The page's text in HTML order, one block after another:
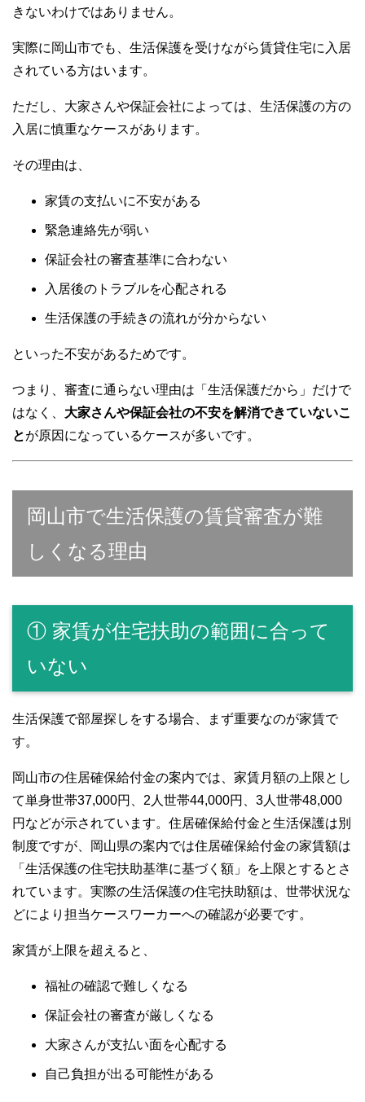
きないわけではありません。
実際に岡山市でも、生活保護を受けながら賃貸住宅に入居
されている方はいます。
ただし、大家さんや保証会社によっては、生活保護の方の
入居に慎重なケースがあります。
その理由は、
家賃の支払いに不安がある
緊急連絡先が弱い
保証会社の審査基準に合わない
入居後のトラブルを心配される
生活保護の手続きの流れが分からない
といった不安があるためです。
つまり、審査に通らない理由は「生活保護だから」だけで
はなく、 大家さんや保証会社の不安を解消できていないこ
とが原因になっているケースが多いです。
岡山市で生活保護の賃貸審査が難
しくなる理由
① 家賃が住宅扶助の範囲に合って
いない
生活保護で部屋探しをする場合、まず重要なのが家賃で
す。
岡山市の住居確保給付金の案内では、家賃月額の上限とし
て単身世帯37,000円、2人世帯44,000円、3人世帯48,000
円などが示されています。住居確保給付金と生活保護は別
制度ですが、岡山県の案内では住居確保給付金の家賃額は
「生活保護の住宅扶助基準に基づく額」を上限とするとさ
れています。実際の生活保護の住宅扶助額は、世帯状況な
どにより担当ケースワーカーへの確認が必要です。
家賃が上限を超えると、
福祉の確認で難しくなる
保証会社の審査が厳しくなる
大家さんが支払い面を心配する
自己負担が出る可能性がある